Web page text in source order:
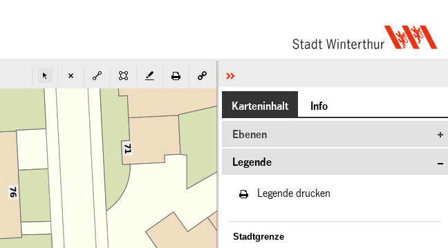
Karteninhalt Info
Ebenen
Legende
Legende drucken
Stadtgrenze